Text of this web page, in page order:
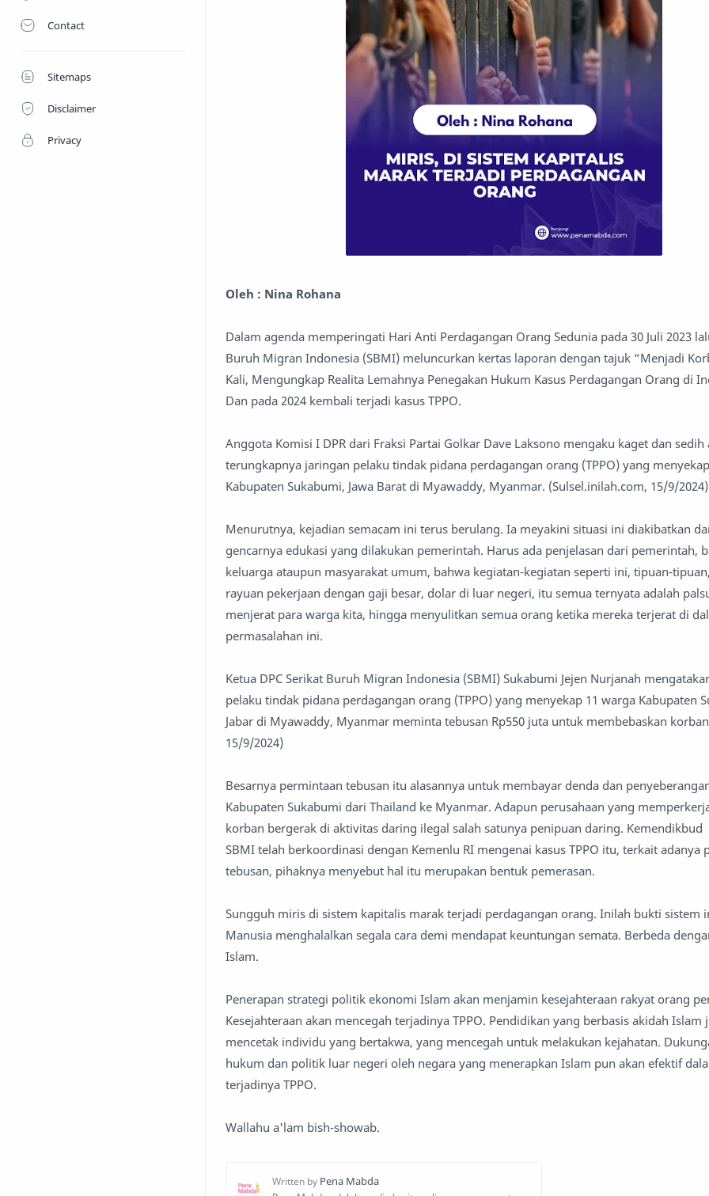
Contact
Sitemaps
Disclaimer
Privacy
Oleh : Nina Rohana
Dalam agenda memperingati Hari Anti Perdagangan Orang Sedunia pada 30 Juli 2023
Buruh Migran Indonesia (SBMI) meluncurkan kertas laporan dengan tajuk “Menjadi
Kali, Mengungkap Realita Lemahnya Penegakan Hukum Kasus Perdagangan Orang di
Dan pada 2024 kembali terjadi kasus TPPO.
Anggota Komisi I DPR dari Fraksi Partai Golkar Dave Laksono mengaku kaget dan sedih
terungkapnya jaringan pelaku tindak pidana perdagangan orang (TPPO) yang
Kabupaten Sukabumi, Jawa Barat di Myawaddy, Myanmar. (Sulsel.inilah.com, 15/9/2024)
Menurutnya, kejadian semacam ini terus berulang. Ia meyakini situasi ini diakibatkan
gencarnya edukasi yang dilakukan pemerintah. Harus ada penjelasan dari pemerintah,
keluarga ataupun masyarakat umum, bahwa kegiatan-kegiatan seperti ini, tipuan-
rayuan pekerjaan dengan gaji besar, dolar di luar negeri, itu semua ternyata adalah
menjerat para warga kita, hingga menyulitkan semua orang ketika mereka terjerat di
permasalahan ini.
Ketua DPC Serikat Buruh Migran Indonesia (SBMI) Sukabumi Jejen Nurjanah
pelaku tindak pidana perdagangan orang (TPPO) yang menyekap 11 warga Kabupaten
Jabar di Myawaddy, Myanmar meminta tebusan Rp550 juta untuk membebaskan
15/9/2024)
Besarnya permintaan tebusan itu alasannya untuk membayar denda dan
Kabupaten Sukabumi dari Thailand ke Myanmar. Adapun perusahaan yang
korban bergerak di aktivitas daring ilegal salah satunya penipuan daring. Kemendikbud
SBMI telah berkoordinasi dengan Kemenlu RI mengenai kasus TPPO itu, terkait adanya
tebusan, pihaknya menyebut hal itu merupakan bentuk pemerasan.
Sungguh miris di sistem kapitalis marak terjadi perdagangan orang. Inilah bukti sistem
Manusia menghalalkan segala cara demi mendapat keuntungan semata. Berbeda
Islam.
Penerapan strategi politik ekonomi Islam akan menjamin kesejahteraan rakyat orang
Kesejahteraan akan mencegah terjadinya TPPO. Pendidikan yang berbasis akidah Islam
mencetak individu yang bertakwa, yang mencegah untuk melakukan kejahatan.
hukum dan politik luar negeri oleh negara yang menerapkan Islam pun akan efektif
terjadinya TPPO.
Wallahu a'lam bish-showab.